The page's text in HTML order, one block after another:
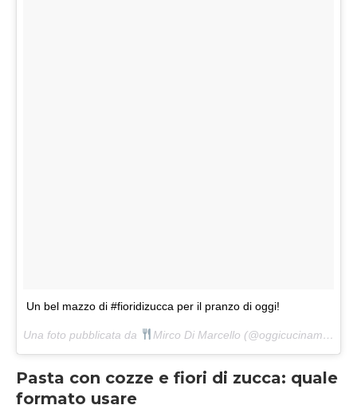
Un bel mazzo di #fioridizucca per il pranzo di oggi!
Una foto pubblicata da Mirco Di Marcello (@oggicucinamirco) in data:
Pasta con cozze e fiori di zucca: quale
formato usare